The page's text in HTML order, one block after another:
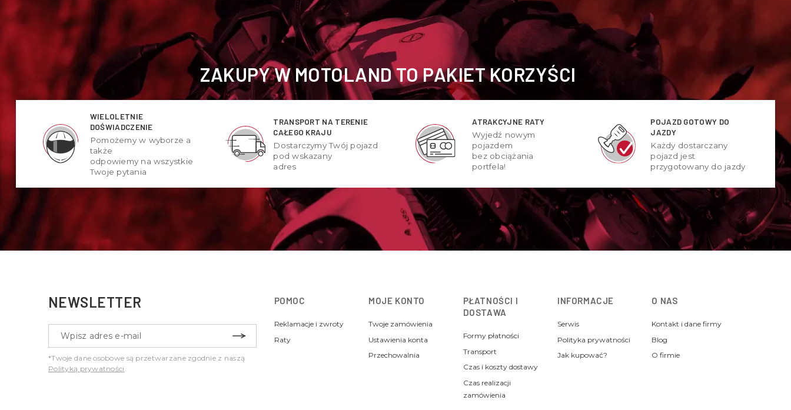
ZAKUPY W MOTOLAND TO PAKIET KORZYŚCI
WIELOLETNIE
DOŚWIADCZENIE
Pomożemy w wyborze a
także
odpowiemy na wszystkie
Twoje pytania
TRANSPORT NA TERENIE
CAŁEGO KRAJU
Dostarczymy Twój pojazd
pod wskazany
adres
ATRAKCYJNE RATY
Wyjedź nowym
pojazdem
bez obciążania
portfela!
POJAZD GOTOWY DO
JAZDY
Każdy dostarczany
pojazd jest
przygotowany do jazdy
NEWSLETTER
*Twoje dane osobowe są przetwarzane zgodnie z naszą
Polityką prywatności .
POMOC
Reklamacje i zwroty
Raty
MOJE KONTO
Twoje zamówienia
Ustawienia konta
Przechowalnia
PŁATNOŚCI I
DOSTAWA
Formy płatności
Transport
Czas i koszty dostawy
Czas realizacji
zamówienia
INFORMACJE
Serwis
Polityka prywatności
Jak kupować?
O NAS
Kontakt i dane firmy
Blog
O firmie